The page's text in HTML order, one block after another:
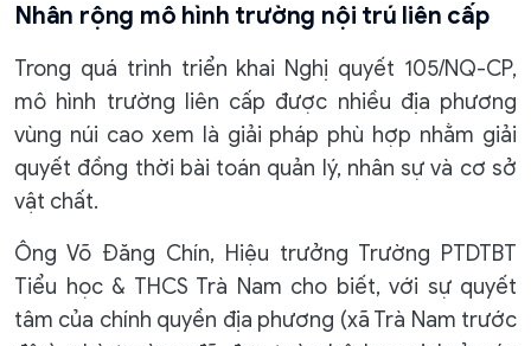
Nhân rộng mô hình trường nội trú liên cấp
Trong quá trình triển khai Nghị quyết 105/NQ-CP,
mô hình trường liên cấp được nhiều địa phương
vùng núi cao xem là giải pháp phù hợp nhằm giải
quyết đồng thời bài toán quản lý, nhân sự và cơ sở
vật chất.
Ông Võ Đăng Chín, Hiệu trưởng Trường PTDTBT
Tiểu học & THCS Trà Nam cho biết, với sự quyết
tâm của chính quyền địa phương (xã Trà Nam trước